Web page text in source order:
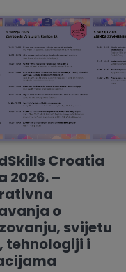
Croatia
2026. –
o
svijetu
tehnologiji i